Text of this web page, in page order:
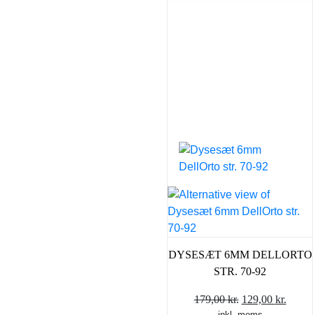
DYSESÆT 6MM DELLORTO
STR. 70-92
179,00kr. Den
129,00 kr.